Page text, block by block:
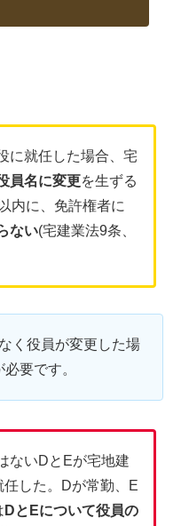
に就任した場合、宅
員名に変更を生ずる
内に、免許権者に
ない(宅建業法9条、
く役員が変更した場
要です。
ないDとEが宅地建
した。Dが常勤、E
DとEについて役員の